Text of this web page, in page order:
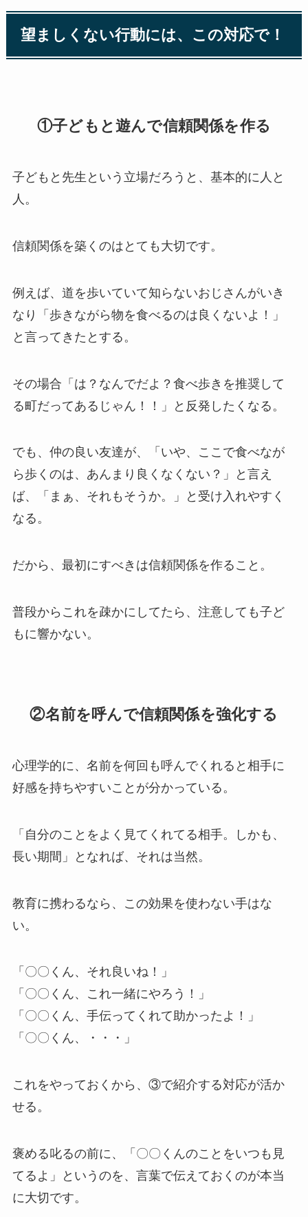
望ましくない行動には、この対応で！
①子どもと遊んで信頼関係を作る
子どもと先生という立場だろうと、基本的に人と
人。
信頼関係を築くのはとても大切です。
例えば、道を歩いていて知らないおじさんがいき
なり「歩きながら物を食べるのは良くないよ！」
と言ってきたとする。
その場合「は？なんでだよ？食べ歩きを推奨して
る町だってあるじゃん！！」と反発したくなる。
でも、仲の良い友達が、「いや、ここで食べなが
ら歩くのは、あんまり良くなくない？」と言え
ば、「まぁ、それもそうか。」と受け入れやすく
なる。
だから、最初にすべきは信頼関係を作ること。
普段からこれを疎かにしてたら、注意しても子ど
もに響かない。
②名前を呼んで信頼関係を強化する
心理学的に、名前を何回も呼んでくれると相手に
好感を持ちやすいことが分かっている。
「自分のことをよく見てくれてる相手。しかも、
長い期間」となれば、それは当然。
教育に携わるなら、この効果を使わない手はな
い。
「〇〇くん、それ良いね！」
「〇〇くん、これ一緒にやろう！」
「〇〇くん、手伝ってくれて助かったよ！」
「〇〇くん、・・・」
これをやっておくから、③で紹介する対応が活か
せる。
褒める叱るの前に、「〇〇くんのことをいつも見
てるよ」というのを、言葉で伝えておくのが本当
に大切です。